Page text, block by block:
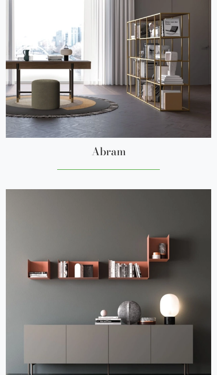
Abram